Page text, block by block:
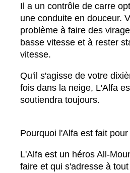
Il a un contrôle de carre
une conduite en douceur.
problème à faire des
basse vitesse et à rester
vitesse.
Qu'il s'agisse de votre
fois dans la neige, L'Alfa
soutiendra toujours.
Pourquoi l'Alfa est fait pour
L'Alfa est un héros All-
faire et qui s'adresse à